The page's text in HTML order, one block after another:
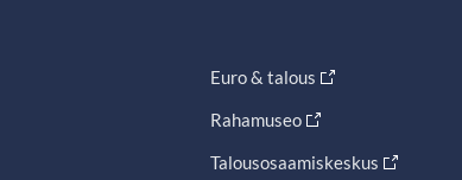
Euro & talous
Rahamuseo
Talousosaamiskeskus